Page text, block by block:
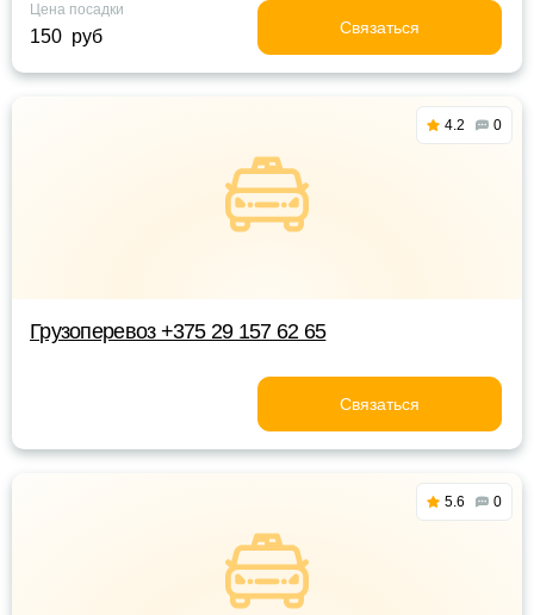
Цена посадки
150 руб Связаться
4.2 0
Грузоперевоз +375 29 157 62 65
Связаться
5.6 0